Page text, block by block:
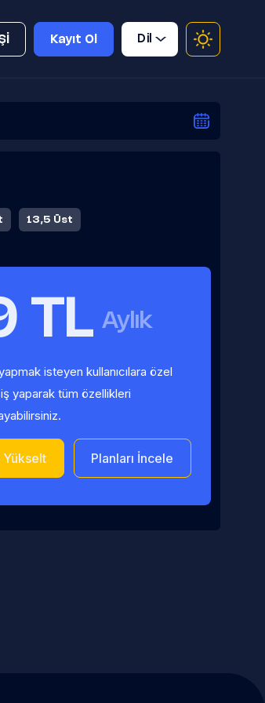
Kayıt Ol Dil
13,5 Üst
TL Aylık
isteyen kullanıcılara özel
yaparak tüm özellikleri
Planları İncele